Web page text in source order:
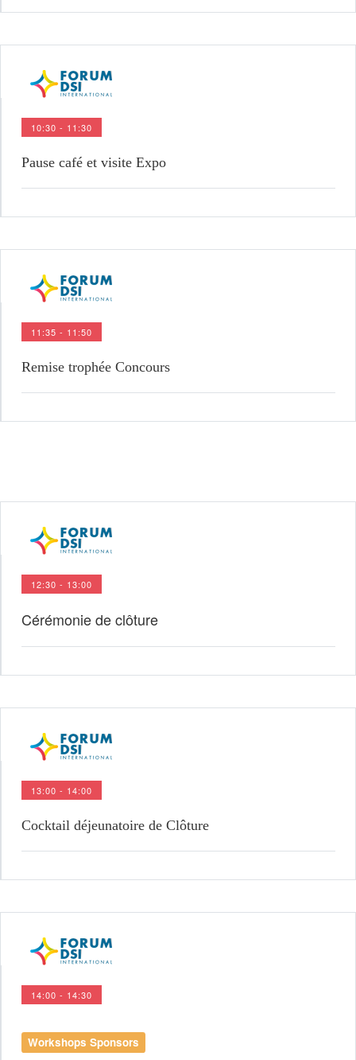
10:30 - 11:30
Pause café et visite Expo
11:35 - 11:50
Remise trophée Concours
12:30 - 13:00
Cérémonie de clôture
13:00 - 14:00
Cocktail déjeunatoire de Clôture
14:00 - 14:30
Workshops Sponsors